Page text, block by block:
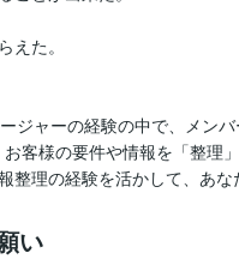
えた。
ジャーの経験の中で、メン
客様の要件や情報を「整理
整理の経験を活かして、あ
い